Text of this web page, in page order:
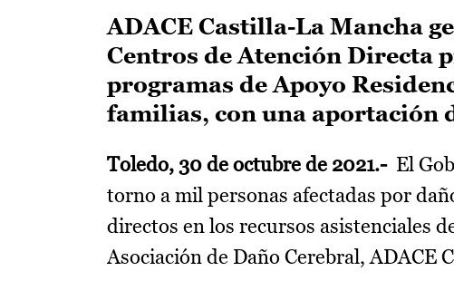
ADACE Castilla-La Mancha
Centros de Atención Directa
programas de Apoyo
familias, con una aportación
Toledo, 30 de octubre de 2021.- El
torno a mil personas afectadas por
directos en los recursos asistenciales
Asociación de Daño Cerebral, ADACE